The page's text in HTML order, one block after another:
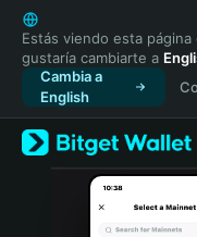
English
日本語
Tiếng Việt
Русский
Español
Türkçe
Italiano
Estás viendo esta página
gustaría cambiarte a
Cambia a
English